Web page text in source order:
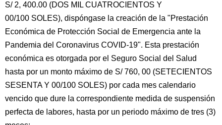
S/ 2, 400.00 (DOS MIL CUATROCIENTOS Y
00/100 SOLES), dispóngase la creación de la "Prestación
Económica de Protección Social de Emergencia ante la
Pandemia del Coronavirus COVID-19". Esta prestación
económica es otorgada por el Seguro Social del Salud
hasta por un monto máximo de S/ 760, 00 (SETECIENTOS
SESENTA Y 00/100 SOLES) por cada mes calendario
vencido que dure la correspondiente medida de suspensión
perfecta de labores, hasta por un periodo máximo de tres (3)